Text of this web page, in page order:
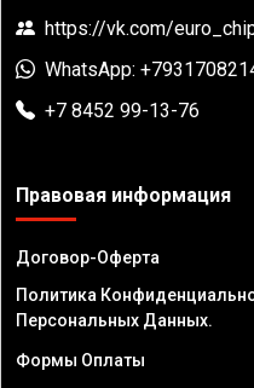
https://vk.com/
WhatsApp:
+7 8452 99-13-76
Правовая информация
Договор-Оферта
Политика
Персональных Данных.
Формы Оплаты